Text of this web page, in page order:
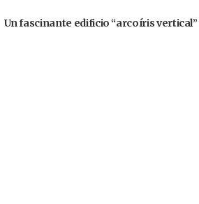
Un fascinante edificio “arcoíris